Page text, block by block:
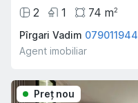
2
1 74 m2
Pîrgari Vadim 079011944
Agent imobiliar
Preţ nou